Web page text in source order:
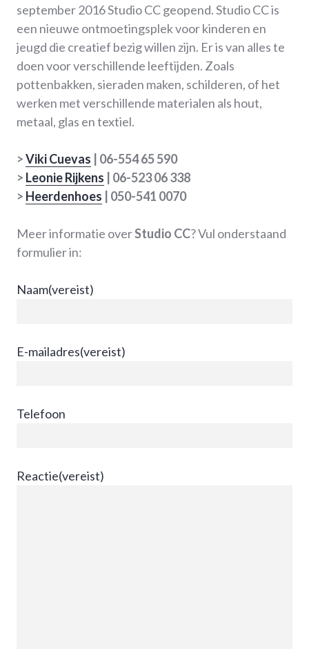
september 2016 Studio CC geopend. Studio CC is
een nieuwe ontmoetingsplek voor kinderen en
jeugd die creatief bezig willen zijn. Er is van alles te
doen voor verschillende leeftijden. Zoals
pottenbakken, sieraden maken, schilderen, of het
werken met verschillende materialen als hout,
metaal, glas en textiel.
>Viki Cuevas | 06-554 65 590
> Leonie Rijkens | 06-523 06 338
> Heerdenhoes | 050-541 0070
Meer informatie overStudio CC? Vul onderstaand
formulier in:
Naam(vereist)
E-mailadres(vereist)
Telefoon
Reactie(vereist)